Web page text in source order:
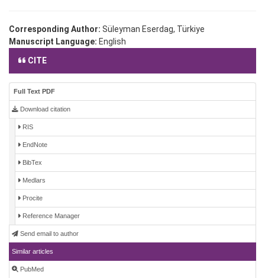
Corresponding Author: Süleyman Eserdag, Türkiye
Manuscript Language: English
CITE
Full Text PDF
Download citation
RIS
EndNote
BibTex
Medlars
Procite
Reference Manager
Send email to author
Similar articles
PubMed